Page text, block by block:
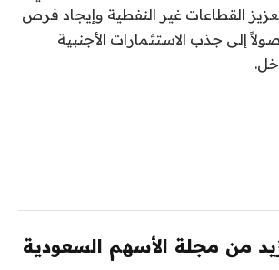
القطاعات غير النفطية وإيجاد فرص
إلى جذب الاستثمارات الأجنبية
من مجلة الأسهم السعودية